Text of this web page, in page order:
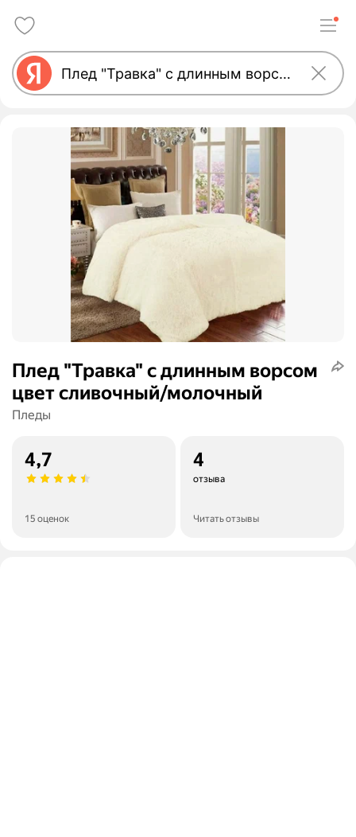
Плед "Травка" с длинным ворсом
цвет сливочный/молочный
Пледы
4,7
15 оценок
4
отзыва
Читать отзывы